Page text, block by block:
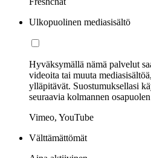
Ulkopuolinen mediasisältö
Hyväksymällä nämä palvelut
videoita tai muuta
ylläpitävät. Suostumuksellasi
seuraavia kolmannen
Vimeo, YouTube
Välttämättömät